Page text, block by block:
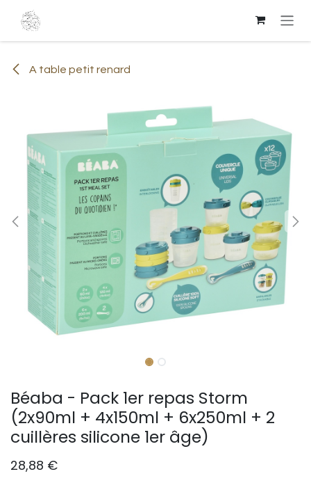
Se rendre au contenu
A table petit renard
Béaba - Pack 1er repas Storm
(2x90ml + 4x150ml + 6x250ml + 2
cuillères silicone 1er âge)
28,88 €